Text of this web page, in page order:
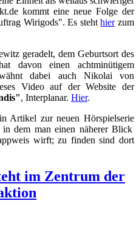
kommt eine neue Folge der
Wirigods". Es stehthierzum
geradelt, dem Geburtsort des
davon einen achtminütigem
dabei auch Nikolai von
Video auf der Website der
, Interplanar. Hier.
Artikel zur neuen Hörspielserie
in dem man einen näherer Blick
wirft; zu finden sind dort
im Zentrum der